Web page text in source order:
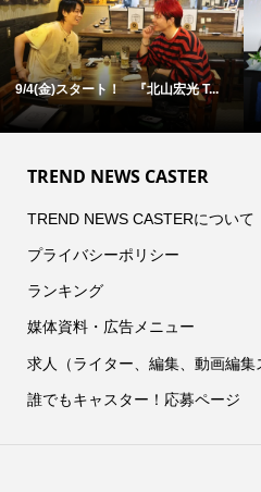
9/4(金)スタート！ 『北山宏光 T...
TREND NEWS CASTER
TREND NEWS CASTERについて
プライバシーポリシー
ランキング
媒体資料・広告メニュー
求人（ライター、編集、動画編集
誰でもキャスター！応募ページ